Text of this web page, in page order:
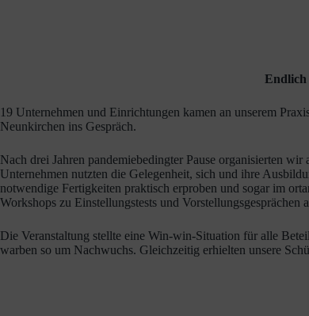
Endlich
19 Unternehmen und Einrichtungen kamen an unserem
Neunkirchen ins Gespräch.
Nach drei Jahren pandemiebedingter Pause organisierten
Unternehmen nutzten die Gelegenheit, sich und ihre
notwendige Fertigkeiten praktisch erproben und sogar im
Workshops zu Einstellungstests und
Die Veranstaltung stellte eine Win-win-Situation für alle
warben so um Nachwuchs. Gleichzeitig erhielten unsere